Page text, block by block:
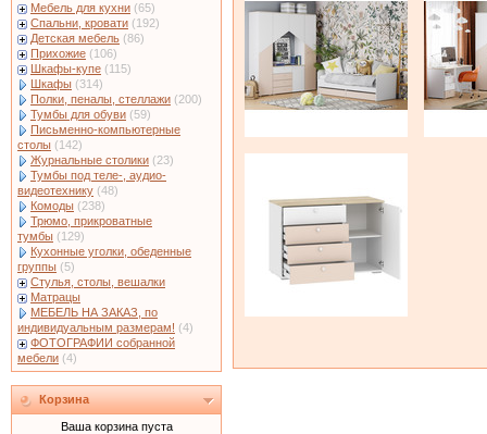
Мебель для кухни (65)
Спальни, кровати (192)
Детская мебель (86)
Прихожие (106)
Шкафы-купе (115)
Шкафы (314)
Полки, пеналы, стеллажи (200)
Тумбы для обуви (59)
Письменно-компьютерные
столы (142)
Журнальные столики (23)
Тумбы под теле-, аудио-
видеотехнику (48)
Комоды (238)
Трюмо, прикроватные
тумбы (129)
Кухонные уголки, обеденные
группы (5)
Стулья, столы, вешалки
Матрацы
МЕБЕЛЬ НА ЗАКАЗ, по
индивидуальным размерам! (4)
ФОТОГРАФИИ собранной
мебели (4)
Корзина
Ваша корзина пуста